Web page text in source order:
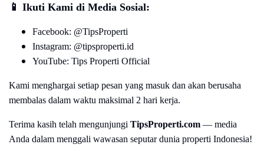
📱 Ikuti Kami di Media Sosial:
Facebook: @TipsProperti
Instagram: @tipsproperti.id
YouTube: Tips Properti Official
Kami menghargai setiap pesan yang masuk dan akan berusaha
membalas dalam waktu maksimal 2 hari kerja.
Terima kasih telah mengunjungi TipsProperti.com — media
Anda dalam menggali wawasan seputar dunia properti Indonesia!